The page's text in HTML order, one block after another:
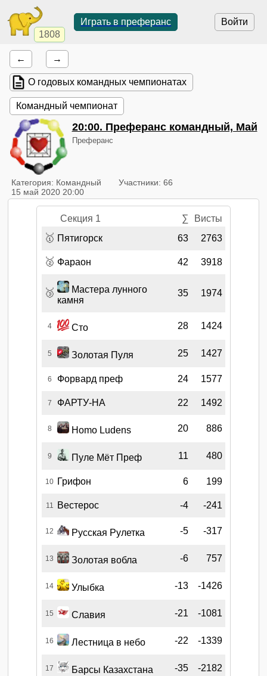
1808
Войти
Играть в преферанс
← →
О годовых командных чемпионатах
Командный чемпионат
20:00. Преферанс командный, Май
Преферанс
Категория: Командный
Участники: 66
15 май 2020 20:00
Секция 1 ∑ Висты
🥇 Пятигорск 63 2763
🥈 Фараон 42 3918
🥉
Мастера лунного
камня
35 1974
4 Сто 28 1424
5 Золотая Пуля 25 1427
6 Форвард преф 24 1577
7 ФАРТУ-НА 22 1492
8 Homo Ludens 20 886
9 Пуле Мёт Преф 11 480
10 Грифон 6 199
11 Вестерос -4 -241
12 Русская Рулетка -5 -317
13 Золотая вобла -6 757
14 Улыбка -13 -1426
15 Славия -21 -1081
16 Лестница в небо -22 -1339
17 Барсы Казахстана -35 -2182